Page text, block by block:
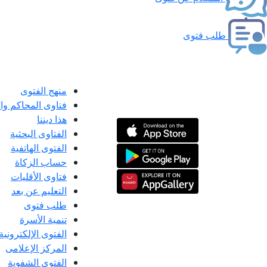
طلب فتوى
منهج الفتوى
فتاوى المحاكم
هذا ديننا
الفتاوى البحثية
الفتوى الهاتفية
حساب الزكاة
فتاوى الأقليات
التعليم عن بعد
طلب فتوى
تنمية الأسرة
الفتوى الإلكترونية
المركز الإعلامى
الفتوى الشفوية